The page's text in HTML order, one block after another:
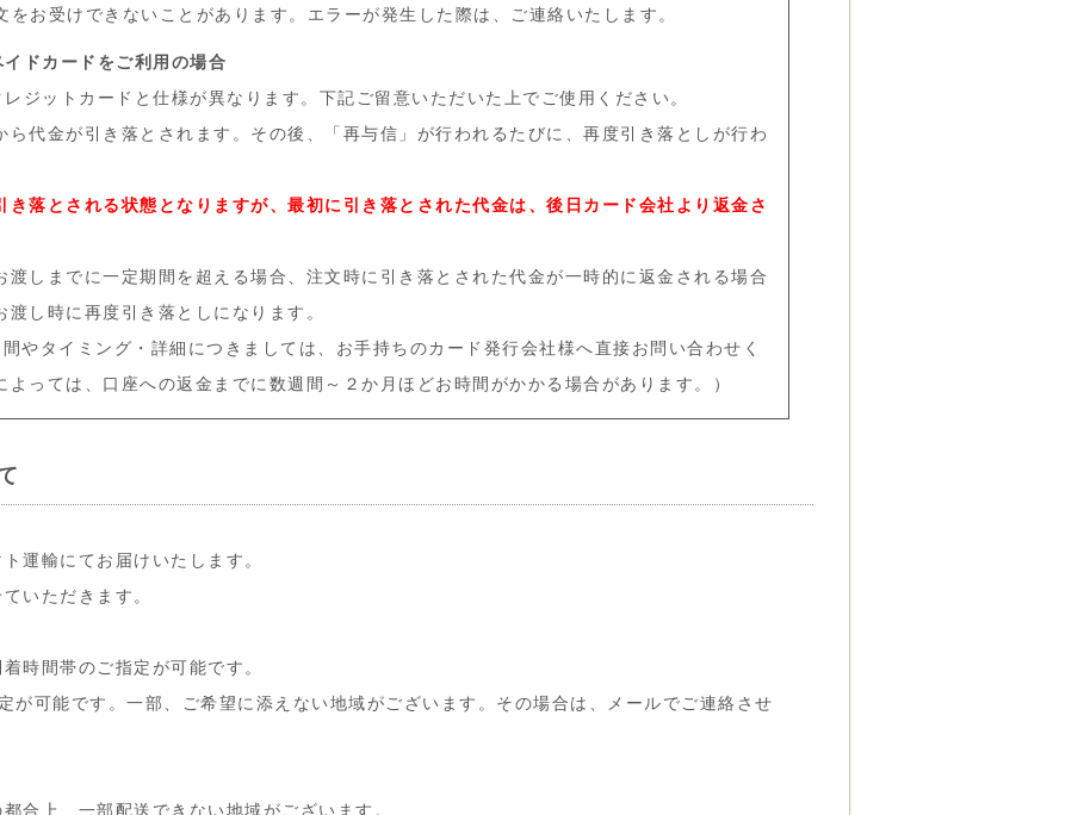
お受けできないことがあります。エラーが発生した際は、ご連絡いたします。
ドカードをご利用の場合
ジットカードと仕様が異なります。下記ご留意いただいた上でご使用ください。
ら代金が引き落とされます。その後、「再与信」が行われるたびに、再度引き落としが行わ
き落とされる状態となりますが、最初に引き落とされた代金は、後日カード会社より返金さ
渡しまでに一定期間を超える場合、注文時に引き落とされた代金が一時的に返金される場合
し時に再度引き落としになります。
やタイミング・詳細につきましては、お手持ちのカード発行会社様へ直接お問い合わせく
っては、口座への返金までに数週間～２か月ほどお時間がかかる場合があります。）
運輸にてお届けいたします。
いただきます。
時間帯のご指定が可能です。
が可能です。一部、ご希望に添えない地域がございます。その場合は、メールでご連絡させ
合上、一部配送できない地域がございます。